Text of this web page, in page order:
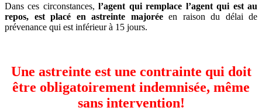
Dans ces circonstances, l’agent qui remplace l’agent qui est au
repos, est placé en astreinte majoréeen raison du délai de
prévenance qui est inférieur à 15 jours.
Une astreinte est une contrainte qui doit
être obligatoirement indemnisée, même
sans intervention!